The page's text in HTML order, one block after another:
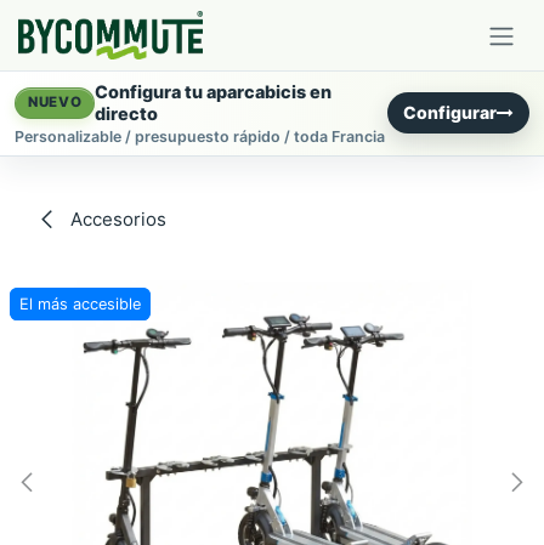
NUEVO
Configura tu aparcabicis en
directo
Personalizable / presupuesto rápido / toda Francia
Configurar
Accesorios
El más accesible
El más accesible